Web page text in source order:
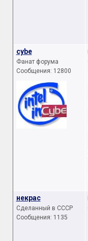
cybe
Фанат форума
Сообщения: 12800
некрас
Сделанный в СССР
Сообщения: 1135